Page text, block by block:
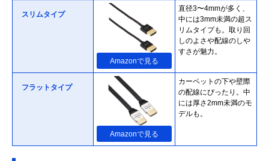
スリムタイプ
Amazonで見る
直径3〜4mmが多く、
中には3mm未満の超ス
リムタイプも。取り回
しのよさや配線のしや
すさが魅力。
フラットタイプ
Amazonで見る
カーペットの下や壁際
の配線にぴったり。中
には厚さ2mm未満のモ
デルも。